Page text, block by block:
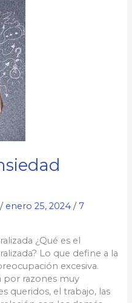
/ enero 25, 2024/ 7
¿Qué es el
Lo que define a la
excesiva.
por razones muy
queridos, el trabajo, las